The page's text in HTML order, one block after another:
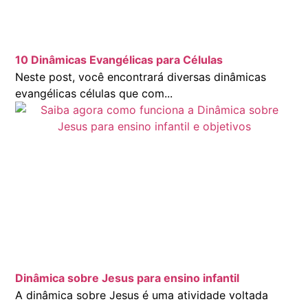
10 Dinâmicas Evangélicas para Células
Neste post, você encontrará diversas dinâmicas
evangélicas células que com...
Dinâmica sobre Jesus para ensino infantil
A dinâmica sobre Jesus é uma atividade voltada